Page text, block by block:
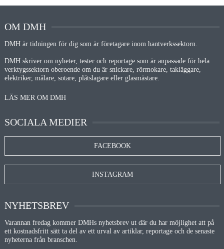
OM DMH
DMH är tidningen för dig som är företagare inom hantverkssektorn.
DMH skriver om nyheter, tester och reportage som är anpassade för hela
verktygssektorn oberoende om du är snickare, rörmokare, takläggare,
elektriker, målare, sotare, plåtslagare eller glasmästare.
LÄS MER OM DMH
SOCIALA MEDIER
FACEBOOK
INSTAGRAM
NYHETSBREV
Varannan fredag kommer DMHs nyhetsbrev ut där du har möjlighet att på
ett kostnadsfritt sätt ta del av ett urval av artiklar, reportage och de senaste
nyheterna från branschen.